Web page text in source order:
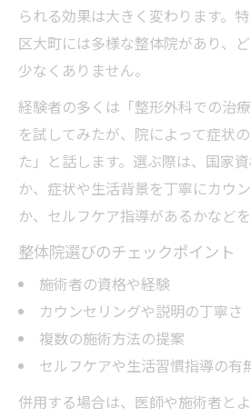
られる効果は大きく変わります。
区大町には多様な整体院があり、
少なくありません。
経験者の多くは「整形外科での治
を試してみたが、院によって症状
た」と話します。選ぶ際は、国家
か、症状や生活背景を丁寧にカウ
か、セルフケア指導があるかなど
整体院選びのチェックポイント
施術者の資格や経験
カウンセリングや説明の丁寧さ
複数の施術方法の提案
セルフケアや生活習慣指導の有
併用する場合は、医師や施術者と